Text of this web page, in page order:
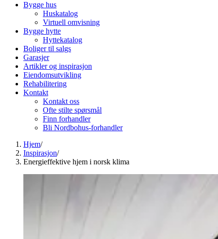
Bygge hus
Huskatalog
Virtuell omvisning
Bygge hytte
Hyttekatalog
Boliger til salgs
Garasjer
Artikler og inspirasjon
Eiendomsutvikling
Rehabilitering
Kontakt
Kontakt oss
Ofte stilte spørsmål
Finn forhandler
Bli Nordbohus-forhandler
Hjem/
Inspirasjon/
Energieffektive hjem i norsk klima